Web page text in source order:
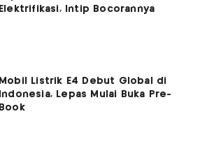
Elektrifikasi, Intip Bocorannya
Mobil Listrik E4 Debut Global di
Indonesia, Lepas Mulai Buka Pre-
Book